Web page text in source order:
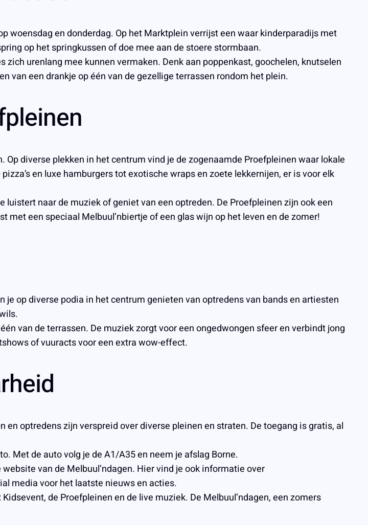
woensdag en donderdag. Op het Marktplein verrijst een waar kinderparadijs met
op het springkussen of doe mee aan de stoere stormbaan.
urenlang mee kunnen vermaken. Denk aan poppenkast, goochelen, knutselen
van een drankje op één van de gezellige terrassen rondom het plein.
diverse plekken in het centrum vind je de zogenaamde Proefpleinen waar lokale
en luxe hamburgers tot exotische wraps en zoete lekkernijen, er is voor elk
naar de muziek of geniet van een optreden. De Proefpleinen zijn ook een
een speciaal Melbuul’nbiertje of een glas wijn op het leven en de zomer!
je op diverse podia in het centrum genieten van optredens van bands en artiesten
van de terrassen. De muziek zorgt voor een ongedwongen sfeer en verbindt jong
of vuuracts voor een extra wow-effect.
optredens zijn verspreid over diverse pleinen en straten. De toegang is gratis, al
Met de auto volg je de A1/A35 en neem je afslag Borne.
van de Melbuul’ndagen. Hier vind je ook informatie over
media voor het laatste nieuws en acties.
de Proefpleinen en de live muziek. De Melbuul’ndagen, een zomers